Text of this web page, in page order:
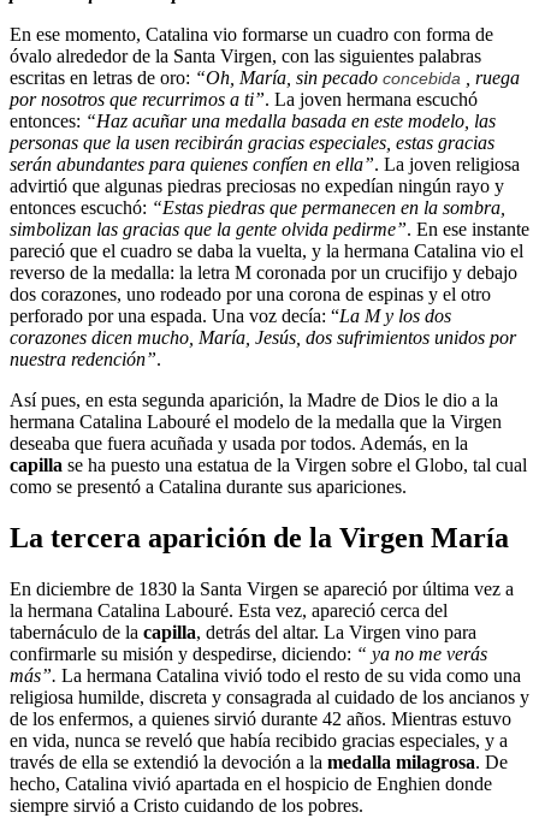
En ese momento, Catalina vio formarse un cuadro con forma de
óvalo alrededor de la Santa Virgen, con las siguientes palabras
escritas en letras de oro: “Oh, María, sin pecado concebida
, ruega
por nosotros que recurrimos a ti”. La joven hermana escuchó
entonces: “Haz acuñar una medalla basada en este modelo, las
personas que la usen recibirán gracias especiales, estas gracias
serán abundantes para quienes confíen en ella”. La joven religiosa
advirtió que algunas piedras preciosas no expedían ningún rayo y
entonces escuchó: “Estas piedras que permanecen en la sombra,
simbolizan las gracias que la gente olvida pedirme”. En ese instante
pareció que el cuadro se daba la vuelta, y la hermana Catalina vio el
reverso de la medalla: la letra M coronada por un crucifijo y debajo
dos corazones, uno rodeado por una corona de espinas y el otro
perforado por una espada. Una voz decía: “La M y los dos
corazones dicen mucho, María, Jesús, dos sufrimientos unidos por
nuestra redención”.
Así pues, en esta segunda aparición, la Madre de Dios le dio a la
hermana Catalina Labouré el modelo de la medalla que la Virgen
deseaba que fuera acuñada y usada por todos. Además, en la
capilla se ha puesto una estatua de la Virgen sobre el Globo, tal cual
como se presentó a Catalina durante sus apariciones.
La tercera aparición de la Virgen María
En diciembre de 1830 la Santa Virgen se apareció por última vez a
la hermana Catalina Labouré. Esta vez, apareció cerca del
tabernáculo de la capilla, detrás del altar. La Virgen vino para
confirmarle su misión y despedirse, diciendo: “ ya no me verás
más”. La hermana Catalina vivió todo el resto de su vida como una
religiosa humilde, discreta y consagrada al cuidado de los ancianos y
de los enfermos, a quienes sirvió durante 42 años. Mientras estuvo
en vida, nunca se reveló que había recibido gracias especiales, y a
través de ella se extendió la devoción a la medalla milagrosa. De
hecho, Catalina vivió apartada en el hospicio de Enghien donde
siempre sirvió a Cristo cuidando de los pobres.